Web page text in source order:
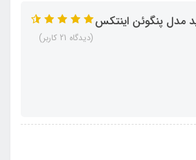
مدل پنگوئن اینتکس
(دیدگاه 21 کاربر)